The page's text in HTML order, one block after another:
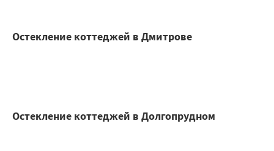
Остекление коттеджей в Дмитрове
Остекление коттеджей в Долгопрудном